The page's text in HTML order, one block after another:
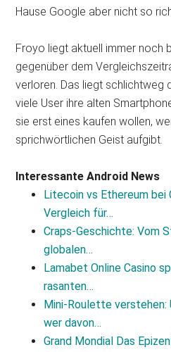
Hause Google aber nicht so
Froyo liegt aktuell immer noch
gegenüber dem
verloren. Das liegt schlichtweg
viele User ihre alten
sie erst eines kaufen wollen,
sprichwörtlichen Geist aufgibt.
Interessante Android News
Litecoin vs Ethereum bei
Vergleich für…
Craps-Geschichte: Vom
globalen…
Lamabet Online Casino
rasanten…
Mini-Roulette verstehen:
wer davon…
Grand Mondial Das